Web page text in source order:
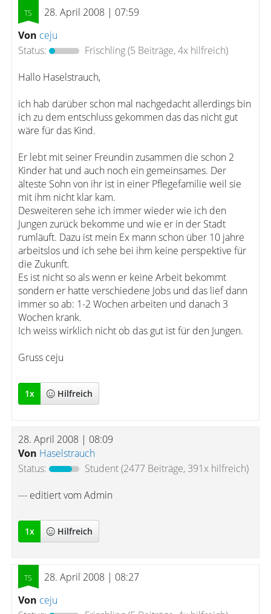
28. April 2008 | 07:59
Von ceju
Status:
Frischling(5 Beiträge, 4x hilfreich)
Hallo Haselstrauch,
ich hab darüber schon mal nachgedacht allerdings bin
ich zu dem entschluss gekommen das das nicht gut
wäre für das Kind.
Er lebt mit seiner Freundin zusammen die schon 2
Kinder hat und auch noch ein gemeinsames. Der
älteste Sohn von ihr ist in einer Pflegefamilie weil sie
mit ihm nicht klar kam.
Desweiteren sehe ich immer wieder wie ich den
Jungen zurück bekomme und wie er in der Stadt
rumläuft. Dazu ist mein Ex mann schon über 10 jahre
arbeitslos und ich sehe bei ihm keine perspektive für
die Zukunft.
Es ist nicht so als wenn er keine Arbeit bekommt
sondern er hatte verschiedene Jobs und das lief dann
immer so ab: 1-2 Wochen arbeiten und danach 3
Wochen krank.
Ich weiss wirklich nicht ob das gut ist für den Jungen.
Gruss ceju
1x Hilfreich
28. April 2008 | 08:09
Von Haselstrauch
Status:
Student(2477 Beiträge, 391x hilfreich)
--- editiert vom Admin
1x Hilfreich
28. April 2008 | 08:27
Von ceju